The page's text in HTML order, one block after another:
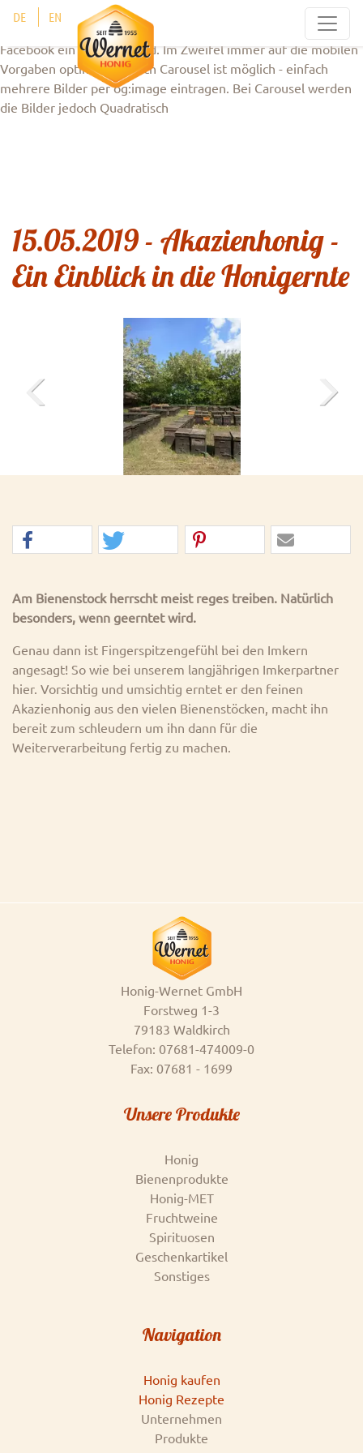
Ein Bild sollte zum Beispiel aktuell 1.200 x 630 Pixel groß sein.
Wenn ihr es nicht passend zuliefern könnt, dann gebt
Facebook ein größeres Bild. Im Zweifel immer auf die mobilen
Vorgaben optimieren! auch Carousel ist möglich - einfach
mehrere Bilder per og:image eintragen. Bei Carousel werden
die Bilder jedoch Quadratisch
DE EN
15.05.2019 - Akazienhonig -
Ein Einblick in die Honigernte
Am Bienenstock herrscht meist reges treiben. Natürlich
besonders, wenn geerntet wird.
Genau dann ist Fingerspitzengefühl bei den Imkern
angesagt! So wie bei unserem langjährigen Imkerpartner
hier. Vorsichtig und umsichtig erntet er den feinen
Akazienhonig aus den vielen Bienenstöcken, macht ihn
bereit zum schleudern um ihn dann für die
Weiterverarbeitung fertig zu machen.
Honig-Wernet GmbH
Forstweg 1-3
79183 Waldkirch
Telefon: 07681-474009-0
Fax: 07681 - 1699
Unsere Produkte
Honig
Bienenprodukte
Honig-MET
Fruchtweine
Spirituosen
Geschenkartikel
Sonstiges
Navigation
Honig kaufen
Honig Rezepte
Unternehmen
Produkte
Cookie-Einstellungen